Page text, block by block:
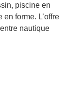
piscine en
forme. L’offre
nautique